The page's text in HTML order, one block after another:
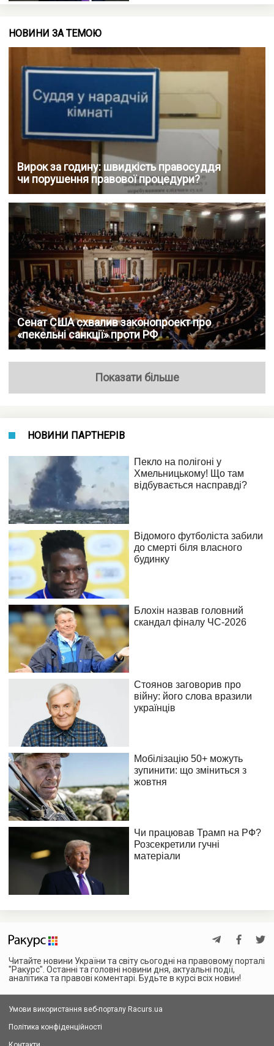
НОВИНИ ЗА ТЕМОЮ
Вирок за годину: швидкість правосуддя
чи порушення правової процедури?
Сенат США схвалив законопроект про
«пекельні санкції» проти РФ
Показати більше
НОВИНИ ПАРТНЕРІВ
Читайте новини України та світу сьогодні на правовому порталі
"Ракурс". Останні та головні новини дня, актуальні події,
аналітика та правові коментарі. Будьте в курсі всіх новин!
Умови використання веб-порталу Racurs.ua
Політика конфіденційності